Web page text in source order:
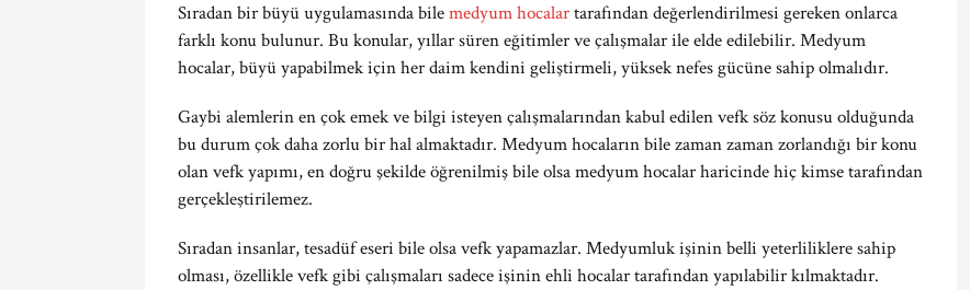
Sıradan bir büyü uygulamasında bilemedyum hocalartarafından değerlendirilmesi gereken onlarca
farklı konu bulunur. Bu konular, yıllar süren eğitimler ve çalışmalar ile elde edilebilir. Medyum
hocalar, büyü yapabilmek için her daim kendini geliştirmeli, yüksek nefes gücüne sahip olmalıdır.
Gaybi alemlerin en çok emek ve bilgi isteyen çalışmalarından kabul edilen vefk söz konusu olduğunda
bu durum çok daha zorlu bir hal almaktadır. Medyum hocaların bile zaman zaman zorlandığı bir konu
olan vefk yapımı, en doğru şekilde öğrenilmiş bile olsa medyum hocalar haricinde hiç kimse tarafından
gerçekleştirilemez.
Sıradan insanlar, tesadüf eseri bile olsa vefk yapamazlar. Medyumluk işinin belli yeterliliklere sahip
olması, özellikle vefk gibi çalışmaları sadece işinin ehli hocalar tarafından yapılabilir kılmaktadır.